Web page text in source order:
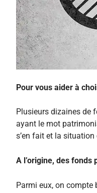
Pour vous aider à
Plusieurs dizaines de
ayant le mot
s’en fait et la situation
A l’origine, des fonds
Parmi eux, on compte